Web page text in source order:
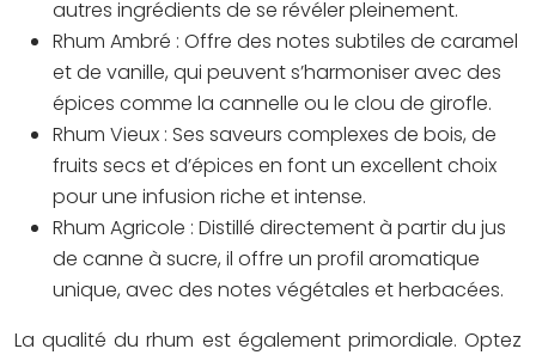
autres ingrédients de se révéler pleinement.
Rhum Ambré : Offre des notes subtiles de caramel
et de vanille, qui peuvent s’harmoniser avec des
épices comme la cannelle ou le clou de girofle.
Rhum Vieux : Ses saveurs complexes de bois, de
fruits secs et d’épices en font un excellent choix
pour une infusion riche et intense.
Rhum Agricole : Distillé directement à partir du jus
de canne à sucre, il offre un profil aromatique
unique, avec des notes végétales et herbacées.
La qualité du rhum est également primordiale. Optez